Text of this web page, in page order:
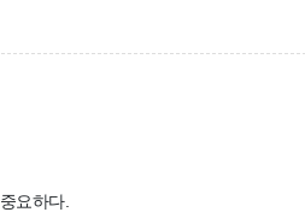
요하다.